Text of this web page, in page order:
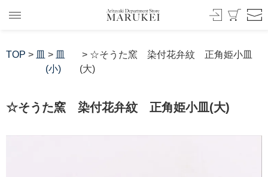
TOP > 皿 > 皿
(小)
> ☆そうた窯 染付花弁紋 正角姫小皿
(大)
☆そうた窯 染付花弁紋 正角姫小皿(大)